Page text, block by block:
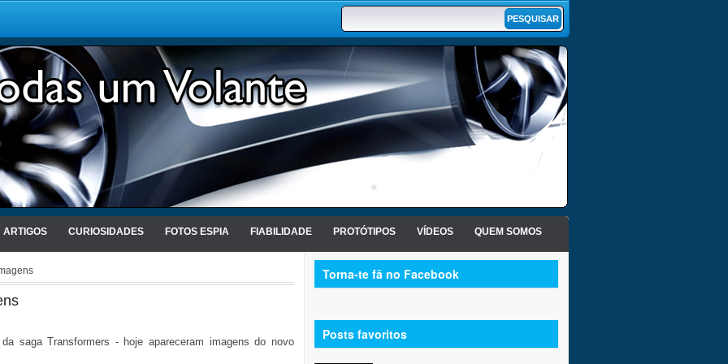
ARTIGOS CURIOSIDADES FOTOS ESPIA FIABILIDADE PROTÓTIPOS VÍDEOS QUEM SOMOS
saga Transformers - hoje apareceram imagens do novo
Torna-te fã no Facebook
Posts favoritos